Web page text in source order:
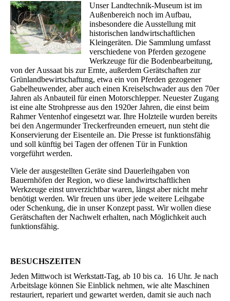
Unser Landtechnik-Museum ist im
Außenbereich noch im Aufbau,
insbesondere die Ausstellung mit
historischen landwirtschaftlichen
Kleingeräten. Die Sammlung umfasst
verschiedene von Pferden gezogene
Werkzeuge für die Bodenbearbeitung,
von der Aussaat bis zur Ernte, außerdem Gerätschaften zur
Grünlandbewirtschaftung, etwa ein von Pferden gezogener
Gabelheuwender, aber auch einen Kreiselschwader aus den 70er
Jahren als Anbauteil für einen Motorschlepper. Neuester Zugang
ist eine alte Strohpresse aus den 1920er Jahren, die einst beim
Rahmer Ventenhof eingesetzt war. Ihre Holzteile wurden bereits
bei den Angermunder Treckerfreunden erneuert, nun steht die
Konservierung der Eisenteile an. Die Presse ist funktionsfähig
und soll künftig bei Tagen der offenen Tür in Funktion
vorgeführt werden.
Viele der ausgestellten Geräte sind Dauerleihgaben von
Bauernhöfen der Region, wo diese landwirtschaftlichen
Werkzeuge einst unverzichtbar waren, längst aber nicht mehr
benötigt werden. Wir freuen uns über jede weitere Leihgabe
oder Schenkung, die in unser Konzept passt. Wir wollen diese
Gerätschaften der Nachwelt erhalten, nach Möglichkeit auch
funktionsfähig.
BESUCHSZEITEN
Jeden Mittwoch ist Werkstatt-Tag, ab 10 bis ca. 16 Uhr. Je nach
Arbeitslage können Sie Einblick nehmen, wie alte Maschinen
restauriert, repariert und gewartet werden, damit sie auch nach